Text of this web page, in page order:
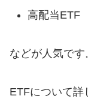
高配当ETF
などが人気です
ETFについて詳